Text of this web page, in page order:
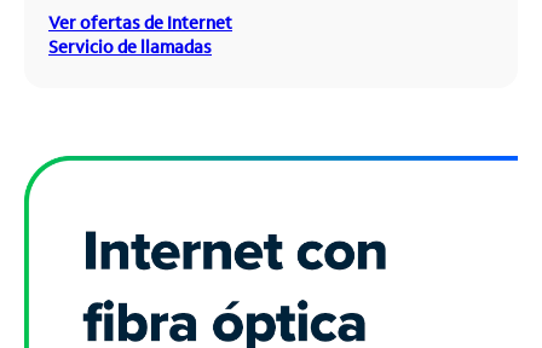
Ver ofertas de Internet
Servicio de llamadas